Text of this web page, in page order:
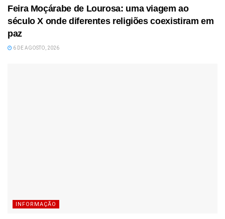
Feira Moçárabe de Lourosa: uma viagem ao
século X onde diferentes religiões coexistiram em
paz
6 DE AGOSTO, 2026
INFORMAÇÃO